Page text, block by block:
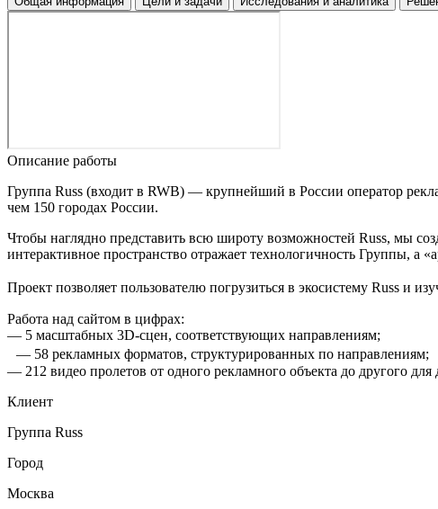
Описание работы
Группа Russ (входит в RWB) — крупнейший в России оператор
чем 150 городах России.
Чтобы наглядно представить всю широту возможностей Russ, мы
интерактивное пространство отражает технологичность Группы, а
Проект позволяет пользователю погрузиться в экосистему Russ и
Работа над сайтом в цифрах:
— 5 масштабных 3D-сцен, соответствующих направлениям;
— 58 рекламных форматов, структурированных по направлениям;
— 212 видео пролетов от одного рекламного объекта до другого
Клиент
Группа Russ
Город
Москва